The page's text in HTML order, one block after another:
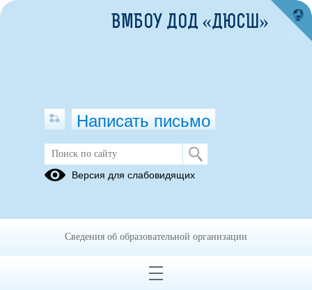
Обращения граждан
режиме при подаче обращения через электронную форму. Номер
обращения отправляется на электронный адрес, который вы
указывали при подаче обращения в электронной форме.
ВМБОУ ДОД «ДЮСШ»
Написать письмо
Версия для слабовидящих
Сведения об образовательной организации